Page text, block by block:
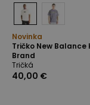
Novinka
Tričko New Balance
Brand
Tričká
40,00 €